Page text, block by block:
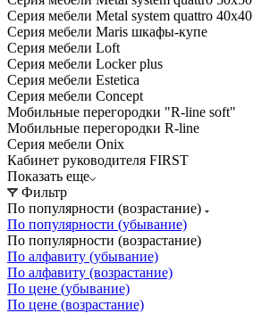
Серия мебели Metal system quattro 40x40
Серия мебели Maris шкафы-купе
Серия мебели Loft
Серия мебели Locker plus
Серия мебели Estetica
Серия мебели Concept
Мобильные перегородки "R-line soft"
Мобильные перегородки R-line
Серия мебели Onix
Кабинет руководителя FIRST
Показать еще
Фильтр
По популярности (возрастание)
По популярности (убывание)
По популярности (возрастание)
По алфавиту (убывание)
По алфавиту (возрастание)
По цене (убывание)
По цене (возрастание)